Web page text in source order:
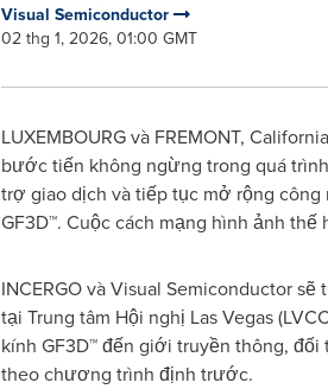
Visual Semiconductor
02 thg 1, 2026, 01:00 GMT
LUXEMBOURG và FREMONT, California
bước tiến không ngừng trong quá
trợ giao dịch và tiếp tục mở rộng công
GF3D™. Cuộc cách mạng hình ảnh thế
INCERGO và Visual Semiconductor
tại Trung tâm Hội nghị Las Vegas
kính GF3D™ đến giới truyền thông,
theo chương trình định trước.